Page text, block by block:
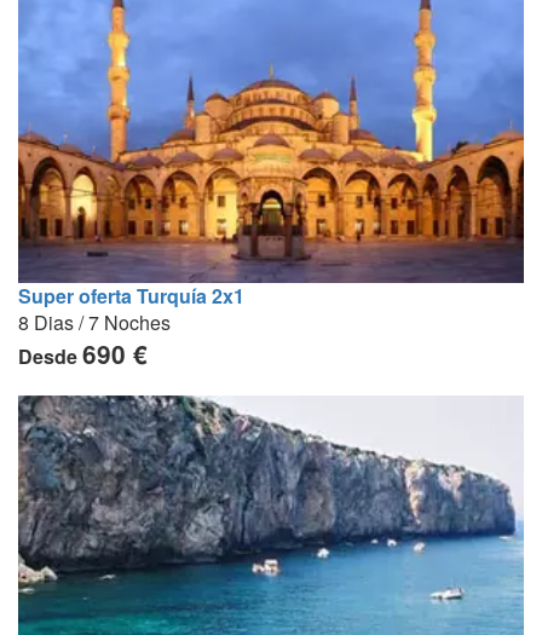
Super oferta Turquía 2x1
8 Dias / 7 Noches
Desde690 €